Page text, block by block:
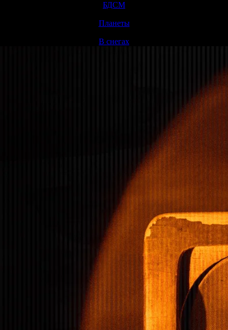
БДСМ
Планеты▼
В снегах